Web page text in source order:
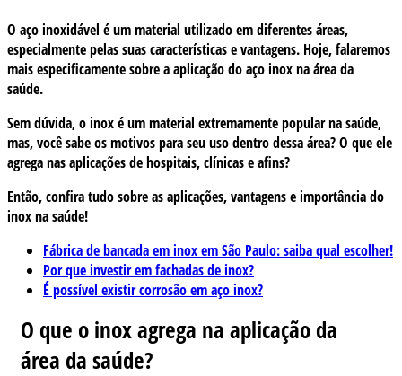
O aço inoxidável é um material utilizado em diferentes áreas,
especialmente pelas suas características e vantagens. Hoje, falaremos
mais especificamente sobre a aplicação do aço inox na área da
saúde.
Sem dúvida, o inox é um material extremamente popular na saúde,
mas, você sabe os motivos para seu uso dentro dessa área? O que ele
agrega nas aplicações de hospitais, clínicas e afins?
Então, confira tudo sobre as aplicações, vantagens e importância do
inox na saúde!
Fábrica de bancada em inox em São Paulo: saiba qual escolher!
Por que investir em fachadas de inox?
É possível existir corrosão em aço inox?
O que o inox agrega na aplicação da
área da saúde?